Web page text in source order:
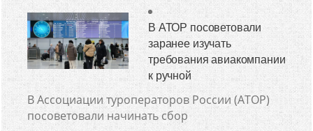
В АТОР посоветовали
заранее изучать
требования авиакомпании
к ручной
В Ассоциации туроператоров России (АТОР)
посоветовали начинать сбор